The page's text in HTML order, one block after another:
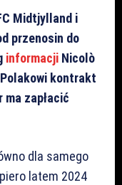
Midtjylland i
przenosin do
informacji Nicolò
kontrakt
zapłacić
dla samego
latem 2024